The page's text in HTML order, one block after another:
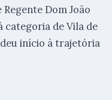
Dom João
categoria de Vila de
deu início à trajetória